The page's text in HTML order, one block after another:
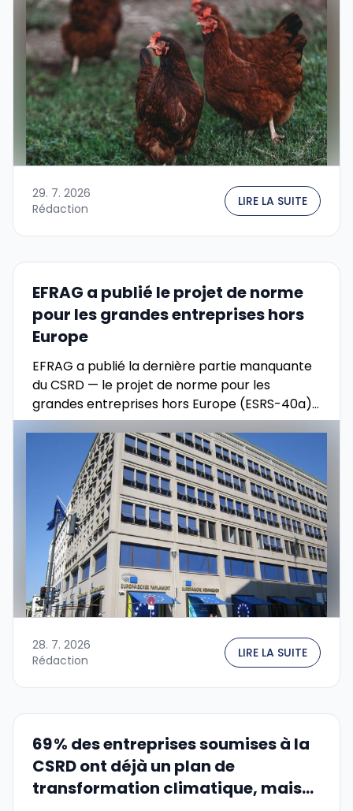
29. 7. 2026
Rédaction
LIRE LA SUITE
EFRAG a publié le projet de norme
pour les grandes entreprises hors
Europe
EFRAG a publié la dernière partie manquante
du CSRD — le projet de norme pour les
grandes entreprises hors Europe (ESRS-40a).
Ce que la norme apporte :...
28. 7. 2026
Rédaction
LIRE LA SUITE
69 % des entreprises soumises à la
CSRD ont déjà un plan de
transformation climatique, mais...